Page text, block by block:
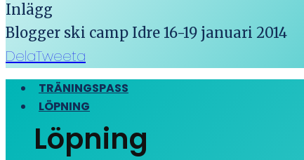
Inlägg
Blogger ski camp Idre 16-19 januari 2014
DelaTweeta
TRÄNINGSPASS
LÖPNING
Löpning